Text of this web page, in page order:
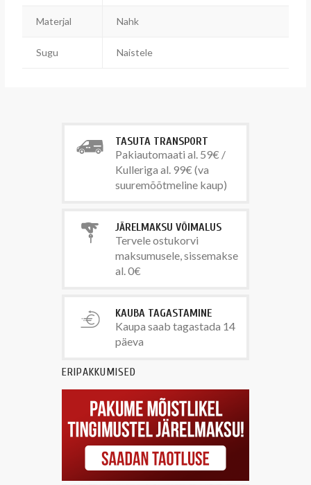
Materjal Nahk
Sugu Naistele
TASUTA TRANSPORT
Pakiautomaati al. 59€ /
Kulleriga al. 99€ (va
suuremõõtmeline kaup)
JÄRELMAKSU VÕIMALUS
Tervele ostukorvi
maksumusele, sissemakse
al. 0€
KAUBA TAGASTAMINE
Kaupa saab tagastada 14
päeva
ERIPAKKUMISED